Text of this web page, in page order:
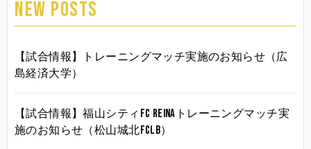
NEW POSTS
【試合情報】トレーニングマッチ実施のお知らせ（広
島経済大学）
【試合情報】福山シティFC Reinaトレーニングマッチ実
施のお知らせ（松山城北FCLB）